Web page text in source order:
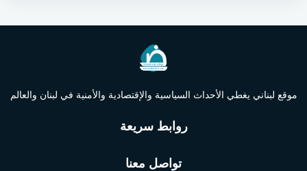
موقع لبناني يغطي الأحداث السياسية والإقتصادية والأمنية في لبنان والعالم
روابط سريعة
تواصل معنا